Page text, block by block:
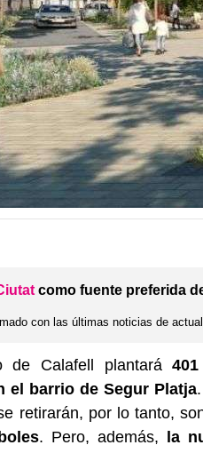
como fuente preferida
con las últimas noticias de
de Calafell plantará
el barrio de Segur Platja
retirarán, por lo tanto,
. Pero, además, la